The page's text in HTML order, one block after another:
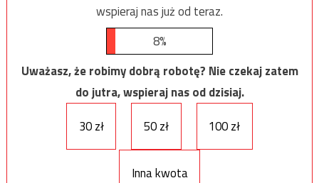
wspieraj nas już od teraz.
8%
Uważasz, że robimy dobrą robotę? Nie czekaj zatem
do jutra, wspieraj nas od dzisiaj.
30 zł
50 zł 100 zł
Inna kwota